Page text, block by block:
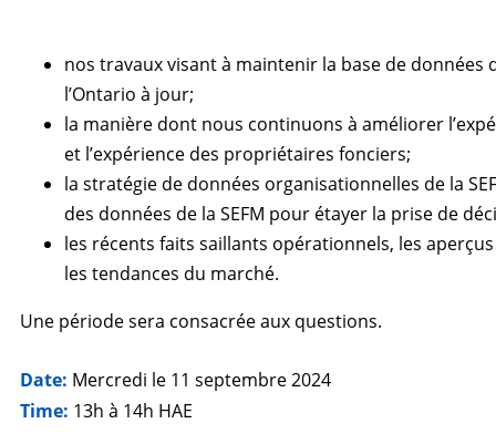
nos travaux visant à maintenir la base de données
l’Ontario à jour;
la manière dont nous continuons à améliorer
et l’expérience des propriétaires fonciers;
la stratégie de données organisationnelles de la
des données de la SEFM pour étayer la prise de
les récents faits saillants opérationnels, les
les tendances du marché.
Une période sera consacrée aux questions.
Date: Mercredi le 11 septembre 2024
Time: 13h à 14h HAE